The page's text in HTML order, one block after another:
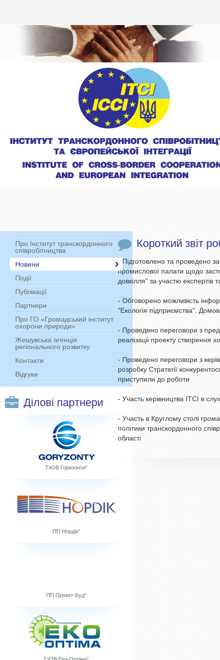
Про Інститут транскордонного
співробітництва
Новини
Події
Публікації
Партнери
Про ГО «Громадський інститут
охорони природи»
Жешувська агенція
регіонального розвитку
Контакти
Відгуки
Ділові партнери
ТзОВ Горизонти"
ПП Нордік"
ПП Проект-Буд"
Короткий звіт
- Підготовлено та проведено
промислової палати щодо
довкілля" за участю експертів
- Обговорено можливість
"Екологія підприємства".
- Проведено переговори з
реалізаціі проекту створення
- Проведено переговори з
розробку Стратегії
приступили до роботи
- Участь керівництва ІТСІ в
- Участь в Круглому столі
політики транскордонного
області